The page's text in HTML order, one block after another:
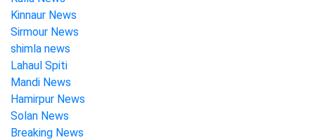
Kinnaur News
Sirmour News
shimla news
Lahaul Spiti
Mandi News
Hamirpur News
Solan News
Breaking News